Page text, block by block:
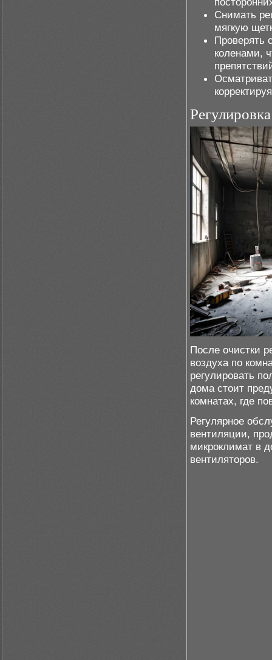
Снимать
мягкую
Проверять
коленами,
После очистки
воздуха по
регулировать
дома стоит
комнатах, где
Регулярное
вентиляции,
микроклимат в
вентиляторов.